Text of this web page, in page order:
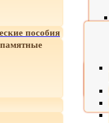
пособия